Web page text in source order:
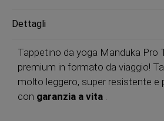
Dettagli
Tappetino da yoga Manduka Pro
premium in formato da viaggio!
molto leggero, super resistente e
con garanzia a vita